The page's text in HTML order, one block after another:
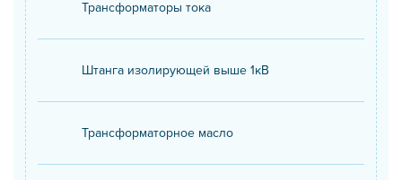
Трансформаторы тока
Штанга изолирующей выше 1кВ
Трансформаторное масло